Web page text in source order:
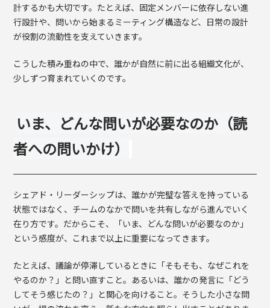
計するかも大切です。たとえば、固定メンバーに依存しない進
行設計や、問いから始まるミーティング構造など、日常の設計
が役割の流動性を支えていきます。
こうした積み重ねの中で、誰かが自然に前に出る組織文化が、
少しずつ育まれていくのです。
いま、どんな問いが必要なのか（読
者への問いかけ）
シェアド・リーダーシップは、誰かが完璧な答えを持っている
状態ではなく、チームのなかで問いを共有しながら進んでいく
在り方です。だからこそ、「いま、どんな問いが必要なのか」
という感度が、これまで以上に重要になってきます。
たとえば、議論が停滞しているときに「そもそも、なぜこれを
やるのか？」と問い直すこと。あるいは、誰かの発言に「どう
してそう感じたの？」と関心を向けること。そうした小さな問